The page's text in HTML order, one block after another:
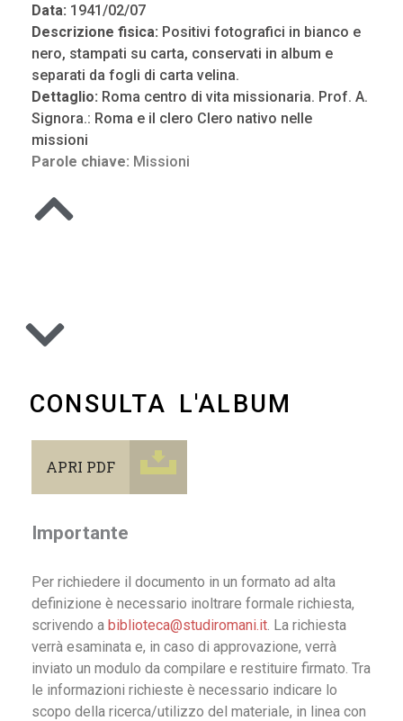
Data: 1941/02/07
Descrizione fisica: Positivi fotografici in bianco e
nero, stampati su carta, conservati in album e
separati da fogli di carta velina.
Dettaglio: Roma centro di vita missionaria. Prof. A.
Signora.: Roma e il clero Clero nativo nelle
missioni
Parole chiave: Missioni
CONSULTA L'ALBUM
APRI PDF
Importante
Per richiedere il documento in un formato ad alta
definizione è necessario inoltrare formale richiesta,
scrivendo a biblioteca@studiromani.it. La richiesta
verrà esaminata e, in caso di approvazione, verrà
inviato un modulo da compilare e restituire firmato. Tra
le informazioni richieste è necessario indicare lo
scopo della ricerca/utilizzo del materiale, in linea con